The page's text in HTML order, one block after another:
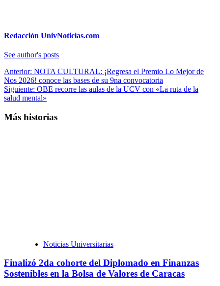
Redacción UnivNoticias.com
See author's posts
Navegación
de
entradas
Anterior: NOTA CULTURAL: ¡Regresa el Premio Lo Mejor de
Nos 2026! conoce las bases de su 9na convocatoria
Siguiente: OBE recorre las aulas de la UCV con «La ruta de la
salud mental»
Más historias
Noticias Universitarias
Finalizó 2da cohorte del Diplomado en Finanzas
Sostenibles en la Bolsa de Valores de Caracas